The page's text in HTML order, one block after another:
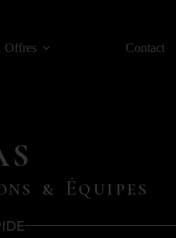
Offres Contact
& Équipes